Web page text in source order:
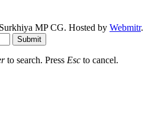
MP CG. Hosted by Webmitr.
Submit
to search. Press Esc to cancel.